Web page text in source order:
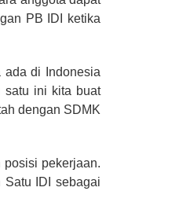
PB IDI ketika
ada di Indonesia
satu ini kita buat
dengan SDMK
pekerjaan.
IDI sebagai